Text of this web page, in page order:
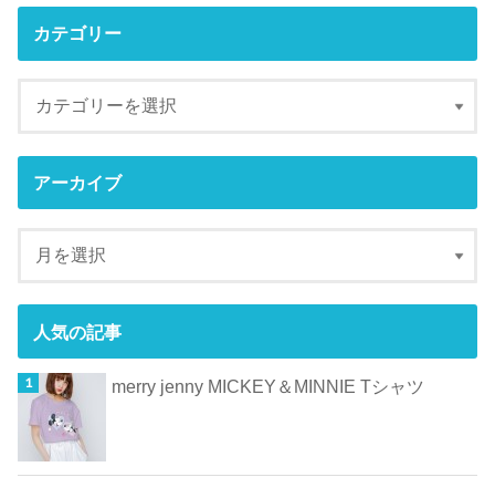
カテゴリー
アーカイブ
人気の記事
merry jenny MICKEY＆MINNIE Tシャツ